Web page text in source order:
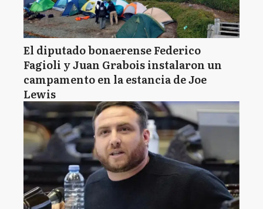
El diputado bonaerense Federico
Fagioli y Juan Grabois instalaron un
campamento en la estancia de Joe
Lewis